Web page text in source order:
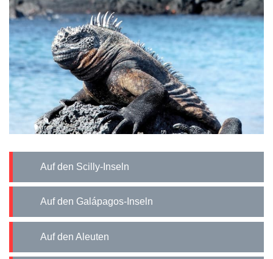
Auf den Scilly-Inseln
Auf den Galápagos-Inseln
Auf den Aleuten